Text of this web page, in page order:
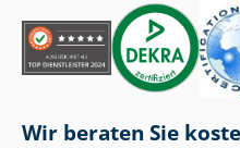
Wir beraten Sie